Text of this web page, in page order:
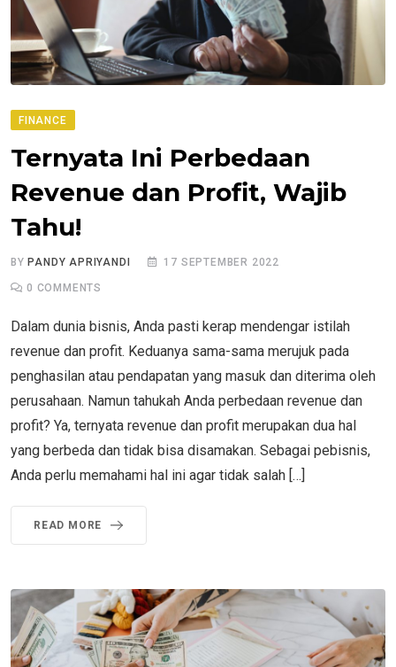
FINANCE
Ternyata Ini Perbedaan
Revenue dan Profit, Wajib
Tahu!
BY PANDY APRIYANDI 17 SEPTEMBER 2022
0 COMMENTS
Dalam dunia bisnis, Anda pasti kerap mendengar istilah
revenue dan profit. Keduanya sama-sama merujuk pada
penghasilan atau pendapatan yang masuk dan diterima oleh
perusahaan. Namun tahukah Anda perbedaan revenue dan
profit? Ya, ternyata revenue dan profit merupakan dua hal
yang berbeda dan tidak bisa disamakan. Sebagai pebisnis,
Anda perlu memahami hal ini agar tidak salah […]
READ MORE